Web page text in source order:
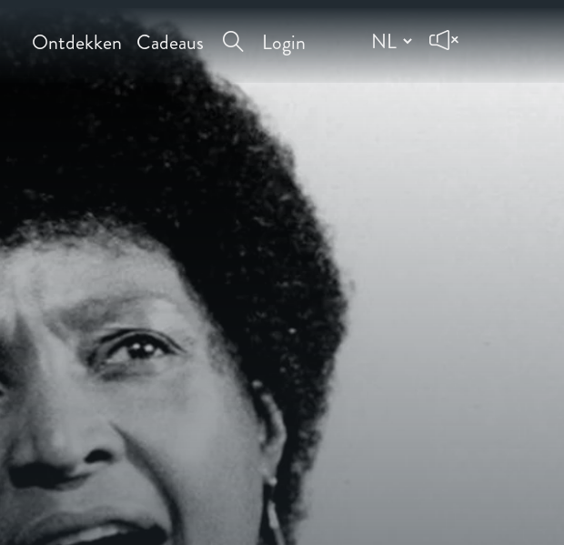
Ontdekken Cadeaus Login